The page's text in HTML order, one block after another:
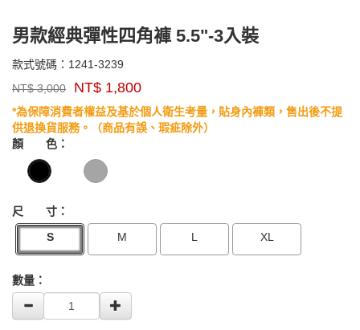
男款經典彈性四角褲 5.5"-3入裝
款式號碼： 1241-3239
牌：
Exofficio
NT$3,000 NT$ 1,800
*為保障消費者權益及基於個人衛生考量，貼身內褲類，售出後不提
供退換貨服務。（商品有誤、瑕疵除外）
顏 色：
尺 寸：
S
M L XL
數量：